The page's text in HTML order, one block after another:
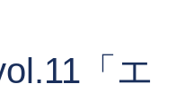
「エ